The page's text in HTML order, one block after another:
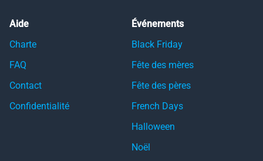
Aide
Charte
FAQ
Contact
Confidentialité
Événements
Black Friday
Fête des mères
Fête des pères
French Days
Halloween
Noël